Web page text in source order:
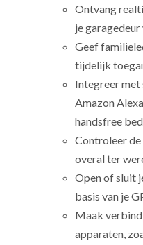
Ontvang
je
Geef
tijdelijk
Integreer met
Amazon
handsfree
Controleer de
overal ter
Open of sluit
basis van je
Maak
apparaten,